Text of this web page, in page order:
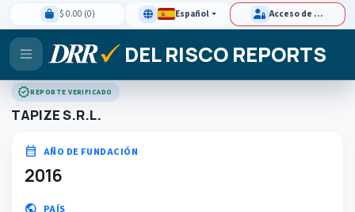
$ 0.00 (0) Español Acceso de clientes
DEL RISCO REPORTS
verifiedREPORTE VERIFICADO
TAPIZE S.R.L.
calendar_month AÑO DE FUNDACIÓN
2016
PAÍS